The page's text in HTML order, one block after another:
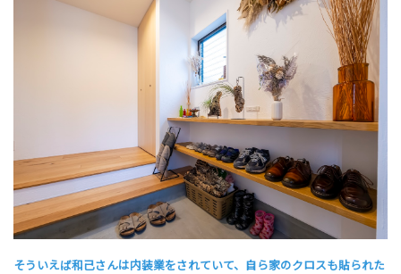
そういえば和己さんは内装業をされていて、自ら家のクロスも貼られた